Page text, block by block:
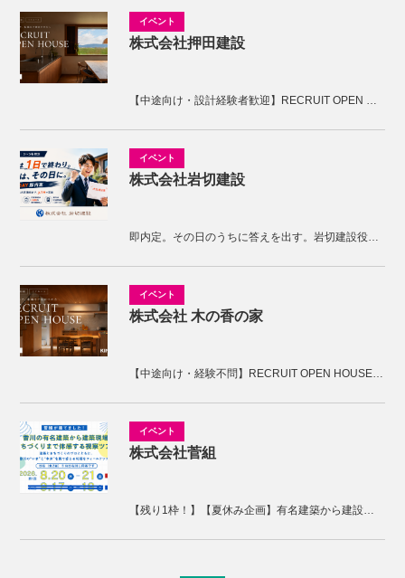
株式会社押田建設
【中途向け・設計経験者歓迎】RECRUIT OPEN HOUSE開催！KNOTの家づくりを体感しませんか。
株式会社岩切建設
即内定。その日のうちに答えを出す。岩切建設役員面接
株式会社 木の香の家
【中途向け・経験不問】RECRUIT OPEN HOUSE開催！木の香の家の家づくりを体感しませんか。
株式会社菅組
【残り1枠！】【夏休み企画】有名建築から建設現場、まちづくりまで体感する2days視察ツアー